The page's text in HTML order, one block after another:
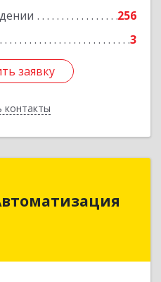
256
3
заявку
контакты
заявку
Волоколамский р-н,
пл, дом № 10,